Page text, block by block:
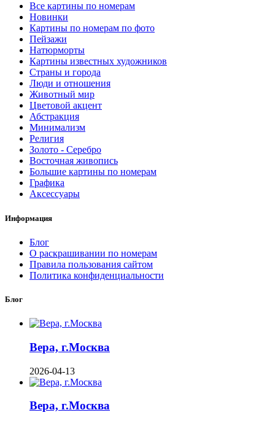
Все картины по номерам
Новинки
Картины по номерам по фото
Пейзажи
Натюрморты
Картины известных художников
Страны и города
Люди и отношения
Животный мир
Цветовой акцент
Абстракция
Минимализм
Религия
Золото - Серебро
Восточная живопись
Большие картины по номерам
Графика
Аксессуары
Информация
Блог
О раскрашивании по номерам
Правила пользования сайтом
Политика конфиденциальности
Блог
Вера, г.Москва
2026-04-13
Вера, г.Москва